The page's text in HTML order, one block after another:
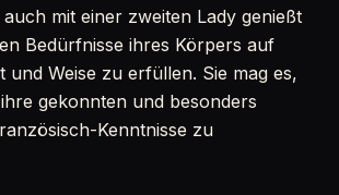
mit einer zweiten Lady genießt
Bedürfnisse ihres Körpers auf
und Weise zu erfüllen. Sie mag es,
gekonnten und besonders
Kenntnisse zu